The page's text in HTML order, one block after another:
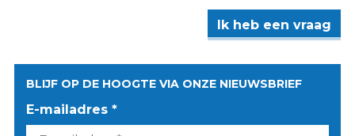
Ik heb een vraag
BLIJF OP DE HOOGTE VIA ONZE NIEUWSBRIEF
E-mailadres *